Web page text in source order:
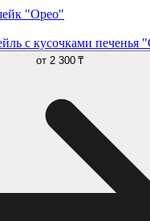
"Орео"
с кусочками печенья
от 2 300 ₸